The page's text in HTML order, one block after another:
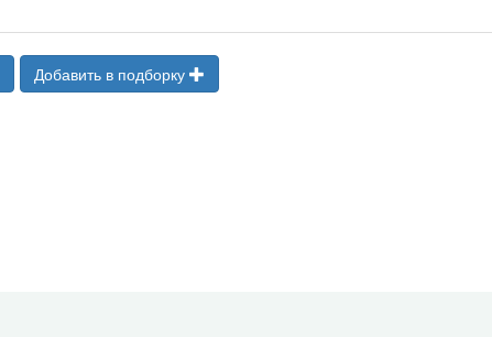
Добавить в подборку